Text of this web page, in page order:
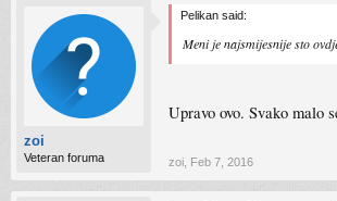
zoi
Veteran foruma
Pelikan said:
Meni je najsmijesnije sto
Upravo ovo. Svako malo
zoi Feb 7, 2016